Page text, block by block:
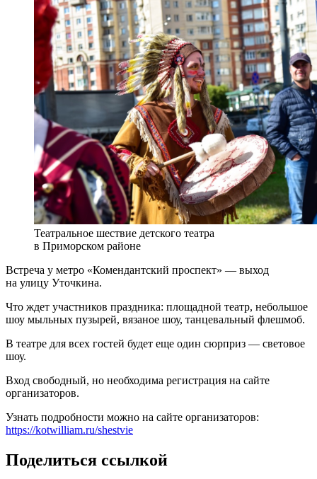
Театральное шествие детского театра
в Приморском районе
Встреча у метро «Комендантский проспект» — выход
на улицу Уточкина.
Что ждет участников праздника: площадной театр, небольшое
шоу мыльных пузырей, вязаное шоу, танцевальный флешмоб.
В театре для всех гостей будет еще один сюрприз — световое
шоу.
Вход свободный, но необходима регистрация на сайте
организаторов.
Узнать подробности можно на сайте организаторов:
https://kotwilliam.ru/shestvie
Поделиться ссылкой